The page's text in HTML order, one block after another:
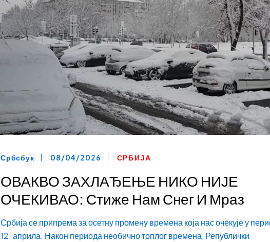
Србсбук 08/04/2026 СРБИЈА
ОВАКВО ЗАХЛАЂЕЊЕ НИКО НИЈЕ
ОЧЕКИВАО: Стиже Нам Снег И Мраз
Србија се припрема за осетну промену времена која нас очекује у
12. априла. Након периода необично топлог времена, Републички